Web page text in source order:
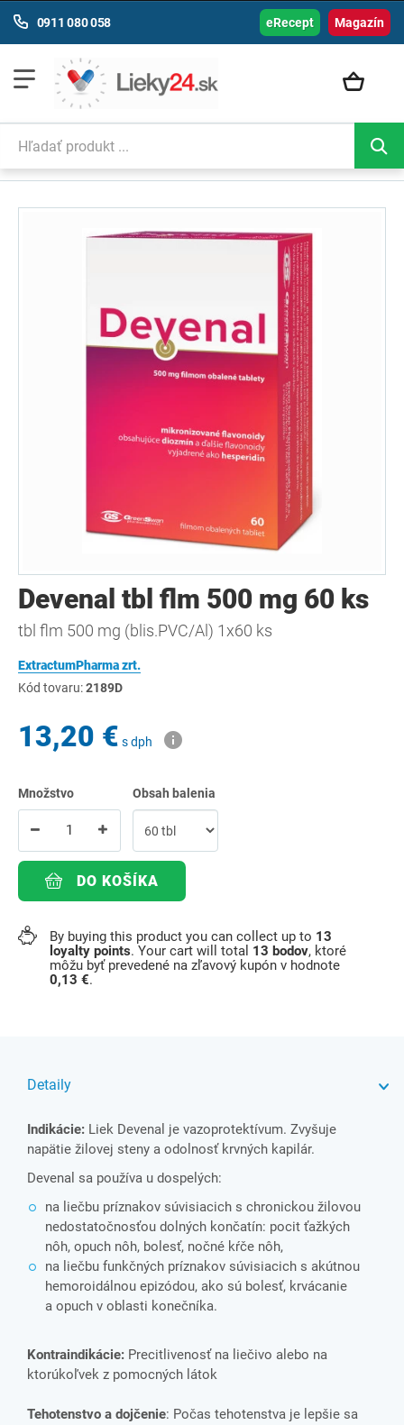
Magazín
0911 080 058 eRecept
Devenal tbl flm 500 mg 60 ks
tbl flm 500 mg (blis.PVC/Al) 1x60 ks
ExtractumPharma zrt.
Kód tovaru:2189D
13,20 € s dph
Množstvo Obsah balenia
DO KOŠÍKA
By buying this product you can collect up to 13
loyalty points. Your cart will total 13 bodov, ktoré
môžu byť prevedené na zľavový kupón v hodnote
0,13 €.
Detaily
Indikácie: Liek Devenal je vazoprotektívum. Zvyšuje
napätie žilovej steny a odolnosť krvných kapilár.
Devenal sa používa u dospelých:
na liečbu príznakov súvisiacich s chronickou žilovou
nedostatočnosťou dolných končatín: pocit ťažkých
nôh, opuch nôh, bolesť, nočné kŕče nôh,
na liečbu funkčných príznakov súvisiacich s akútnou
hemoroidálnou epizódou, ako sú bolesť, krvácanie
a opuch v oblasti konečníka.
Kontraindikácie: Precitlivenosť na liečivo alebo na
ktorúkoľvek z pomocných látok
Tehotenstvo a dojčenie: Počas tehotenstva je lepšie sa